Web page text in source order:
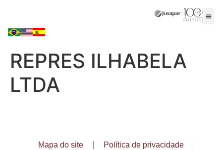
REPRES ILHABELA
LTDA
Mapa do site Política de privacidade